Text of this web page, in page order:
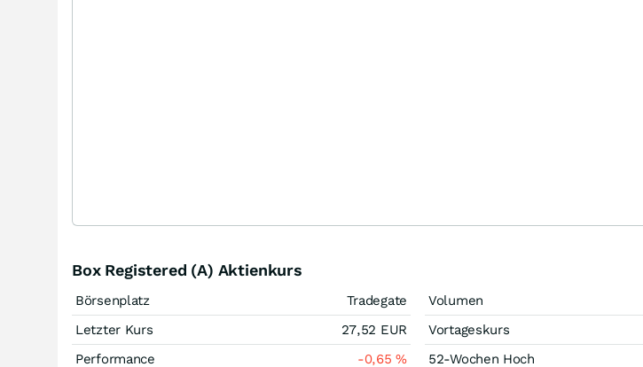
Box Registered (A) Aktienkurs
Börsenplatz
Tradegate
Letzter Kurs
27,52 EUR
Performance
-0,65%
Volumen
Vortageskurs
52-Wochen Hoch